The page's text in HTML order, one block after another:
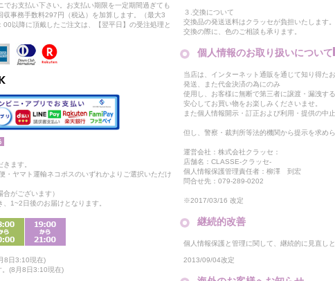
お支払い下さい。お支払い期限を一定期間過ぎても
事務手数料297円（税込）を加算します。（最大3
以降に頂戴したご注文は、【翌平日】の受注処理と
ます。
・ヤマト運輸ネコポスのいずれかよりご選択いただけ
がございます）
1~2日後のお届けとなります。
8日3:10現在)
。(8月8日3:10現在)
３.交換について
交換品の発送送料はクラッセが負担いたします
交換の際に、色のご相談も承ります。
個人情報のお取り扱いについて
当店は、インターネット通販を通じて知り得た
発送、また代金決済の為にのみ
使用し、お客様に無断で第三者に譲渡・漏洩す
安心してお買い物をお楽しみくださいませ。
また個人情報開示・訂正および利用・提供の中
但し、警察・裁判所等法的機関から提示を求め
運営会社：株式会社クラッセ：
店舗名：CLASSE-クラッセ-
個人情報保護管理責任者：柳澤 到宏
問合せ先：079-289-0202
※2017/03/16 改定
継続的改善
個人情報保護と管理に関して、継続的に見直し
2013/09/04改定